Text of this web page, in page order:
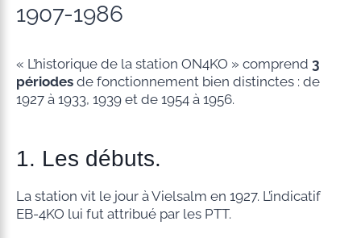
1907-1986
« L’historique de la station ON4KO » comprend 3
périodesde fonctionnement bien distinctes : de
1927 à 1933, 1939 et de 1954 à 1956.
1. Les débuts.
La station vit le jour à Vielsalm en 1927. L’indicatif
EB-4KO lui fut attribué par les PTT.